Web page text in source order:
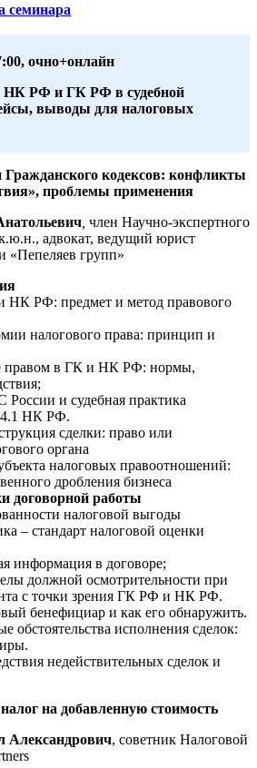
семинара
очно+онлайн
НК РФ и ГК РФ в судебной
выводы для налоговых
кодексов: конфликты
проблемы применения
член Научно-экспертного
адвокат, ведущий юрист
«Пепеляев групп»
РФ: предмет и метод правового
налогового права: принцип и
правом в ГК и НК РФ: нормы,
и судебная практика
НК РФ.
сделки: право или
органа
налоговых правоотношений:
дробления бизнеса
договорной работы
налоговой выгоды
– стандарт налоговой оценки
информация в договоре;
должной осмотрительности при
с точки зрения ГК РФ и НК РФ.
бенефициар и как его обнаружить.
обстоятельства исполнения сделок:
недействительных сделок и
на добавленную стоимость
, советник Налоговой